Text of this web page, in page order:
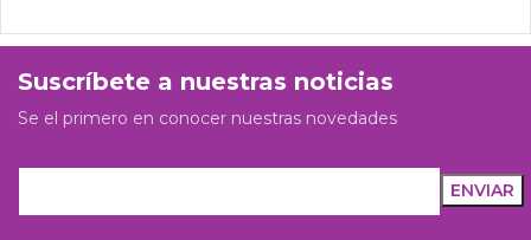
Suscríbete a nuestras noticias
Se el primero en conocer nuestras novedades